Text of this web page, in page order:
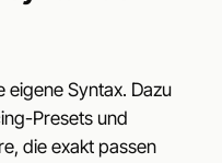
Syntax. Dazu
Presets und
die exakt passen